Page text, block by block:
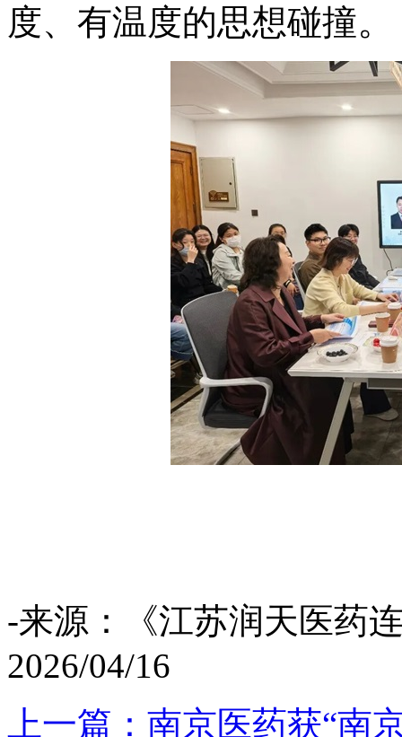
度、有温度的思想碰撞。
-来源：《江苏润天医药
2026/04/16
上一篇：南京医药获“南